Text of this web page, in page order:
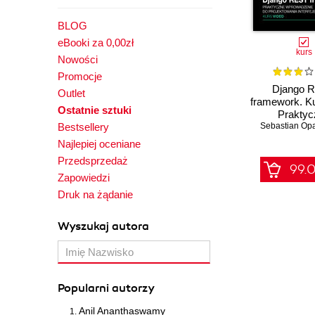
BLOG
eBooki za 0,00zł
Nowości
Promocje
Outlet
Ostatnie sztuki
Bestsellery
Najlepiej oceniane
Przedsprzedaż
Zapowiedzi
Druk na żądanie
Wyszukaj autora
Popularni autorzy
Anil Ananthaswamy
kurs
Django
framework.
Sebastian